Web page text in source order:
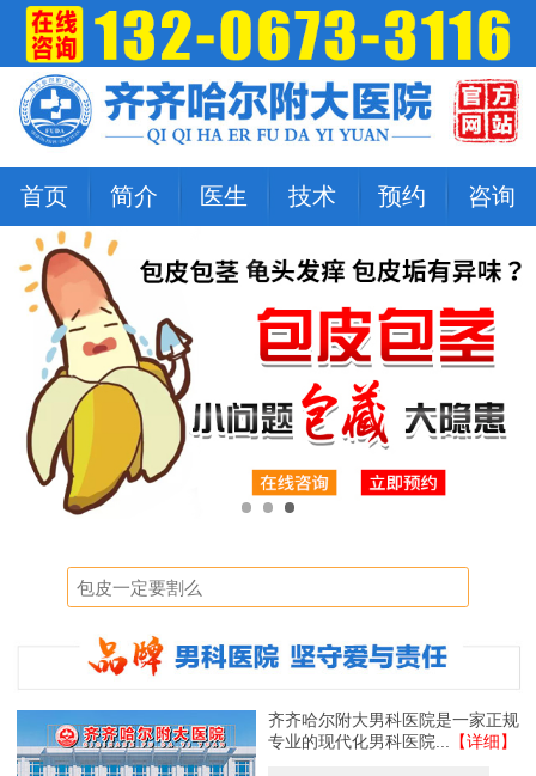
首页 简介 医生 技术 预约 咨询
齐齐哈尔附大男科医院是一家正规
专业的现代化男科医院...
【详细】